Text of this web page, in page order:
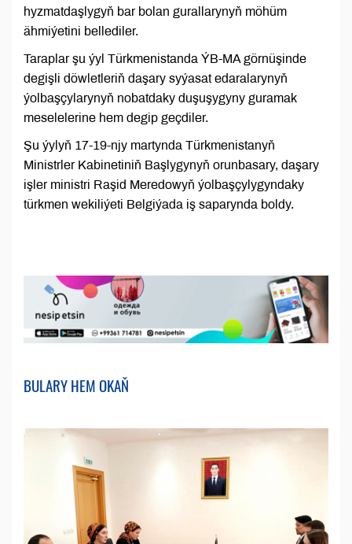
hyzmatdaşlygyň bar bolan gurallarynyň möhüm
ähmiýetini bellediler.
Taraplar şu ýyl Türkmenistanda ÝB-MA görnüşinde
degişli döwletleriň daşary syýasat edaralarynyň
ýolbaşçylarynyň nobatdaky duşuşygyny guramak
meselelerine hem degip geçdiler.
Şu ýylyň 17-19-njy martynda Türkmenistanyň
Ministrler Kabinetiniň Başlygynyň orunbasary, daşary
işler ministri Raşid Meredowyň ýolbaşçylygyndaky
türkmen wekiliýeti Belgiýada iş saparynda boldy.
BULARY HEM OKAŇ